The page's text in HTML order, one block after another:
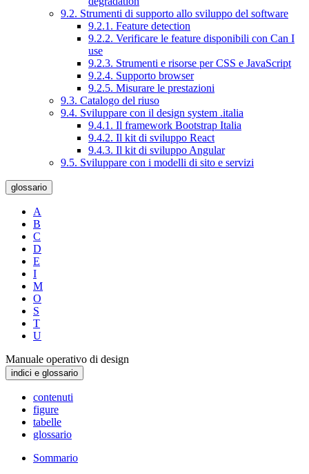
9.2. Strumenti di supporto allo sviluppo del software
9.2.1. Feature detection
9.2.2. Verificare le feature disponibili con Can I
use
9.2.3. Strumenti e risorse per CSS e JavaScript
9.2.4. Supporto browser
9.2.5. Misurare le prestazioni
9.3. Catalogo del riuso
9.4. Sviluppare con il design system .italia
9.4.1. Il framework Bootstrap Italia
9.4.2. Il kit di sviluppo React
9.4.3. Il kit di sviluppo Angular
9.5. Sviluppare con i modelli di sito e servizi
glossario
A
B
C
D
E
I
M
O
S
T
U
Manuale operativo di design
indici e glossario
contenuti
figure
tabelle
glossario
Sommario